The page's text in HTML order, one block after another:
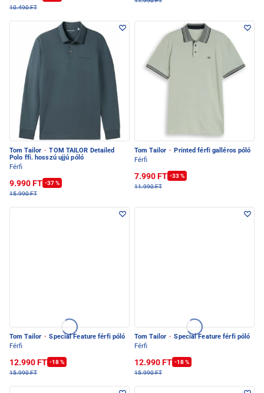
10.490 FT
Tom Tailor · TOM TAILOR Detailed
Polo ffi. hosszú ujjú póló
Férfi
9.990 FT -37 %
15.990 FT
Tom Tailor · Printed férfi galléros póló
Férfi
7.990 FT -33 %
11.990 FT
Tom Tailor · Special Feature férfi póló
Férfi
12.990 FT -18 %
15.990 FT
Tom Tailor · Special Feature férfi póló
Férfi
12.990 FT -18 %
15.990 FT